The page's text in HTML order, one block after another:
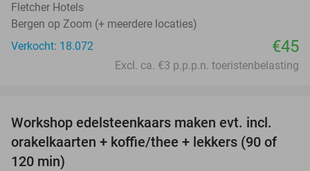
Fletcher Hotels
Bergen op Zoom (+ meerdere locaties)
Verkocht: 18.072
€45
Excl. ca. €3 p.p.p.n. toeristenbelasting
47%
Workshop edelsteenkaars maken evt. incl.
orakelkaarten + koffie/thee + lekkers (90 of
120 min)